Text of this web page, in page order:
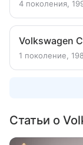
4 поколения,
Volkswagen
1 поколение,
Статьи о